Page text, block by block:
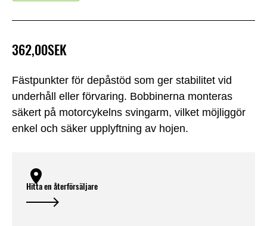
Fästpunkter för depåstöd som ger stabilitet vid
underhåll eller förvaring. Bobbinerna monteras
säkert på motorcykelns svingarm, vilket möjliggör
enkel och säker upplyftning av hojen.
362,00SEK
Hitta en återförsäljare